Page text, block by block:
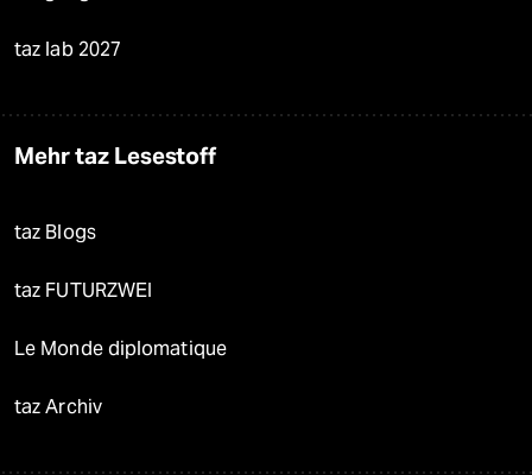
taz lab 2027
Mehr taz Lesestoff
taz Blogs
taz FUTURZWEI
Le Monde diplomatique
taz Archiv